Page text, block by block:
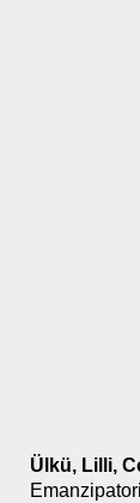
Ülkü, Lilli,